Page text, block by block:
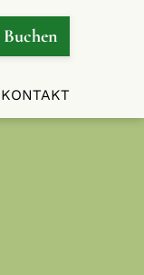
Buchen
KONTAKT